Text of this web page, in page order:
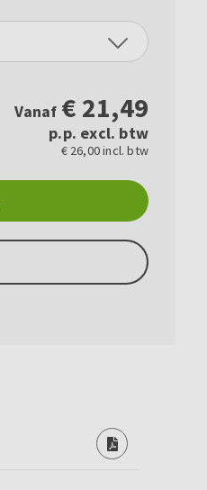
Vanaf € 21,49
p.p. excl. btw
€ 26,00 incl. btw